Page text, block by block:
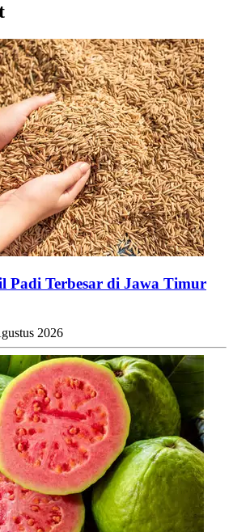
Padi Terbesar di Jawa Timur
2026